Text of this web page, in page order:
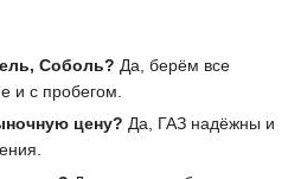
Соболь? Да, берём все
и с пробегом.
цену? Да, ГАЗ надёжны и